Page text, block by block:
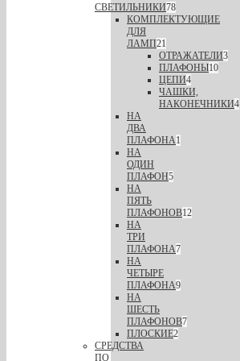
СВЕТИЛЬНИКИ78
КОМПЛЕКТУЮЩИЕ
ДЛЯ
ЛАМП21
ОТРАЖАТЕЛИ3
ПЛАФОНЫ10
ЦЕПИ4
ЧАШКИ,
НАКОНЕЧНИКИ4
НА
ДВА
ПЛАФОНА1
НА
ОДИН
ПЛАФОН5
НА
ПЯТЬ
ПЛАФОНОВ12
НА
ТРИ
ПЛАФОНА7
НА
ЧЕТЫРЕ
ПЛАФОНА9
НА
ШЕСТЬ
ПЛАФОНОВ7
ПЛОСКИЕ2
СРЕДСТВА
ПО